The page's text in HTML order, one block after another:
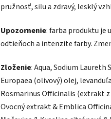
pružnosť, silu a zdravý, lesklý
Upozornenie: farba produktu je
odtieňoch a intenzite farby.
Zloženie: Aqua, Sodium Laureth
Europaea (olivový) olej,
Rosmarinus Officinalis (extrakt
Ovocný extrakt & Emblica